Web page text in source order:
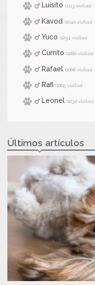
Luisito (1113 visitas)
Kavod (1040 visitas)
Yuco (1034 visitas)
Currito (1080 visitas)
Rafael (1068 visitas)
Rafi (1005 visitas)
Leonel (1032 visitas)
Últimos artículos